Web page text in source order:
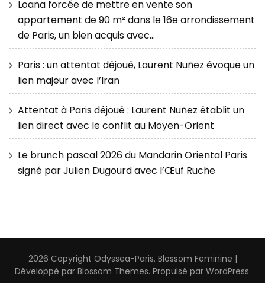
Loana forcée de mettre en vente son
appartement de 90 m² dans le 16e arrondissement
de Paris, un bien acquis avec…
Paris : un attentat déjoué, Laurent Nuñez évoque un
lien majeur avec l’Iran
Attentat à Paris déjoué : Laurent Nuñez établit un
lien direct avec le conflit au Moyen-Orient
Le brunch pascal 2026 du Mandarin Oriental Paris
signé par Julien Dugourd avec l’Œuf Ruche
2026 Copyright Odyssea-Paris. Blossom Feminine |
Développé par Blossom Themes. Propulsé par WordPress.